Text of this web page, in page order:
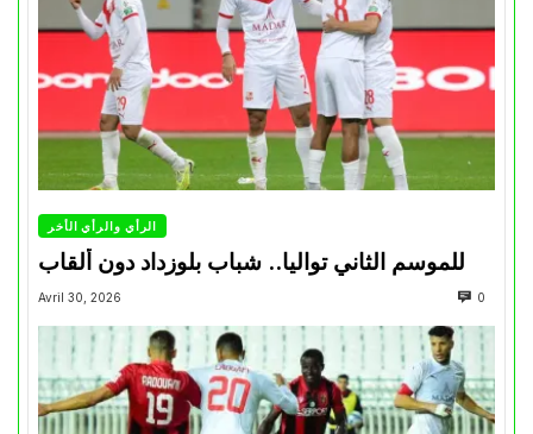
الرأي والرأي الأخر
للموسم الثاني تواليا.. شباب بلوزداد دون ألقاب
Avril 30, 2026 0